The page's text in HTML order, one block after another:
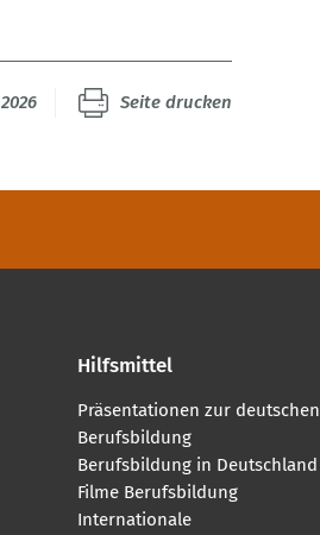
Seite drucken
Hilfsmittel
Präsentationen zur deutschen
Berufsbildung
Berufsbildung in Deutschland
Filme Berufsbildung
Internationale